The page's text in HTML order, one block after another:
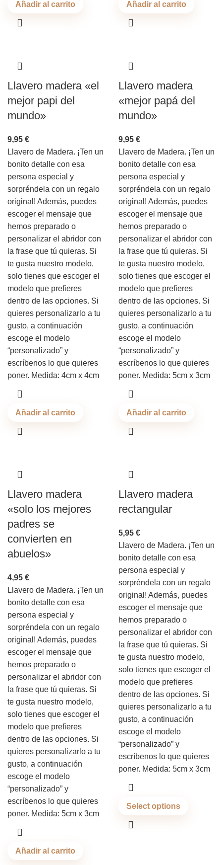
Añadir al carrito Añadir al carrito
Llavero madera «el
mejor papi del
mundo»
9,95 €
Llavero de Madera. ¡Ten un
bonito detalle con esa
persona especial y
sorpréndela con un regalo
original! Además, puedes
escoger el mensaje que
hemos preparado o
personalizar el abridor con
la frase que tú quieras. Si
te gusta nuestro modelo,
solo tienes que escoger el
modelo que prefieres
dentro de las opciones. Si
quieres personalizarlo a tu
gusto, a continuación
escoge el modelo
“personalizado” y
escríbenos lo que quieres
poner. Medida: 4cm x 4cm
Añadir al carrito
Llavero madera
«mejor papá del
mundo»
9,95 €
Llavero de Madera. ¡Ten un
bonito detalle con esa
persona especial y
sorpréndela con un regalo
original! Además, puedes
escoger el mensaje que
hemos preparado o
personalizar el abridor con
la frase que tú quieras. Si
te gusta nuestro modelo,
solo tienes que escoger el
modelo que prefieres
dentro de las opciones. Si
quieres personalizarlo a tu
gusto, a continuación
escoge el modelo
“personalizado” y
escríbenos lo que quieres
poner. Medida: 5cm x 3cm
Añadir al carrito
Llavero madera
«solo los mejores
padres se
convierten en
abuelos»
4,95 €
Llavero de Madera. ¡Ten un
bonito detalle con esa
persona especial y
sorpréndela con un regalo
original! Además, puedes
escoger el mensaje que
hemos preparado o
personalizar el abridor con
la frase que tú quieras. Si
te gusta nuestro modelo,
solo tienes que escoger el
modelo que prefieres
dentro de las opciones. Si
quieres personalizarlo a tu
gusto, a continuación
escoge el modelo
“personalizado” y
escríbenos lo que quieres
poner. Medida: 5cm x 3cm
Añadir al carrito
Llavero madera
rectangular
5,95 €
Llavero de Madera. ¡Ten un
bonito detalle con esa
persona especial y
sorpréndela con un regalo
original! Además, puedes
escoger el mensaje que
hemos preparado o
personalizar el abridor con
la frase que tú quieras. Si
te gusta nuestro modelo,
solo tienes que escoger el
modelo que prefieres
dentro de las opciones. Si
quieres personalizarlo a tu
gusto, a continuación
escoge el modelo
“personalizado” y
escríbenos lo que quieres
poner. Medida: 5cm x 3cm
Select options